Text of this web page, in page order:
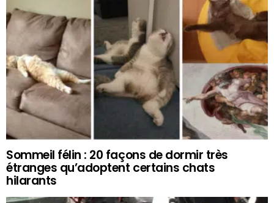
Sommeil félin : 20 façons de dormir très
étranges qu’adoptent certains chats
hilarants